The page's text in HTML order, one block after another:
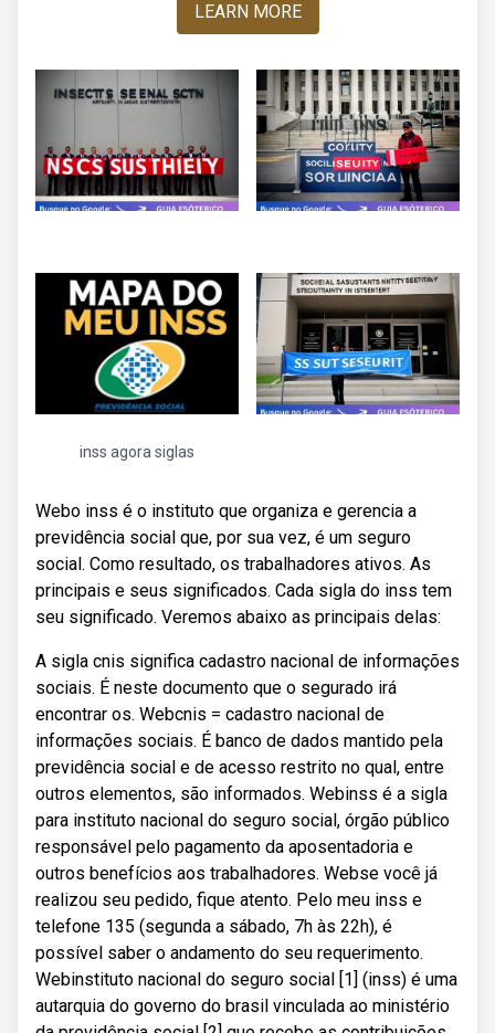
LEARN MORE
inss agora siglas
Webo inss é o instituto que organiza e gerencia a
previdência social que, por sua vez, é um seguro
social. Como resultado, os trabalhadores ativos. As
principais e seus significados. Cada sigla do inss tem
seu significado. Veremos abaixo as principais delas:
A sigla cnis significa cadastro nacional de informações
sociais. É neste documento que o segurado irá
encontrar os. Webcnis = cadastro nacional de
informações sociais. É banco de dados mantido pela
previdência social e de acesso restrito no qual, entre
outros elementos, são informados. Webinss é a sigla
para instituto nacional do seguro social, órgão público
responsável pelo pagamento da aposentadoria e
outros benefícios aos trabalhadores. Webse você já
realizou seu pedido, fique atento. Pelo meu inss e
telefone 135 (segunda a sábado, 7h às 22h), é
possível saber o andamento do seu requerimento.
Webinstituto nacional do seguro social [1] (inss) é uma
autarquia do governo do brasil vinculada ao ministério